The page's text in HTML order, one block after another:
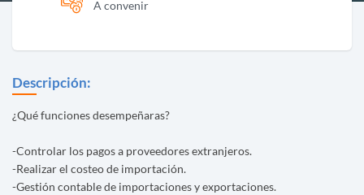
A convenir
Descripción:
¿Qué funciones desempeñaras?
-Controlar los pagos a proveedores extranjeros.
-Realizar el costeo de importación.
-Gestión contable de importaciones y exportaciones.